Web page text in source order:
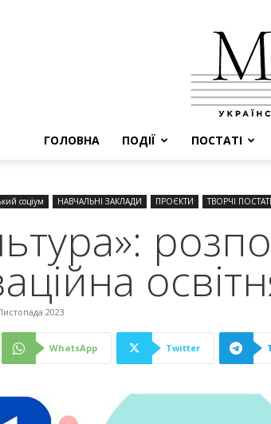
ГОЛОВНА ПОДІЇ ПОСТАТІ
соціум НАВЧАЛЬНІ ЗАКЛАДИ ПРОЄКТИ ТВОРЧІ ПОСТАТІ
2023
WhatsApp Twitter